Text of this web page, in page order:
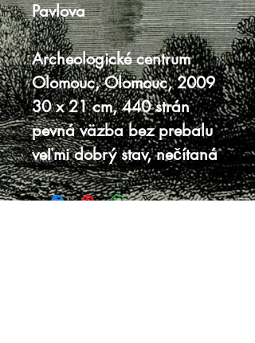
Pavlova
Archeologické centrum
Olomouc, Olomouc, 2009
30 x 21 cm, 440 strán
pevná väzba bez prebalu
veľmi dobrý stav, nečítaná